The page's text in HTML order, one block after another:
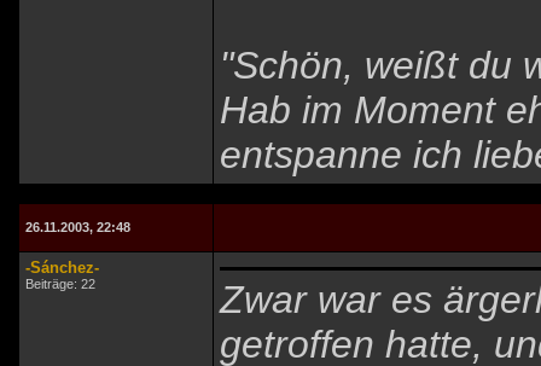
"Schön, weißt du
Hab im Moment
entspanne ich
26.11.2003, 22:48
-Sánchez-
Beiträge: 22
Zwar war es
getroffen hatte,